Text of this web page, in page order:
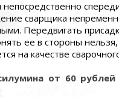
непосредственно
сварщика
Передвигать
ее в стороны нельзя,
на качестве
от 60